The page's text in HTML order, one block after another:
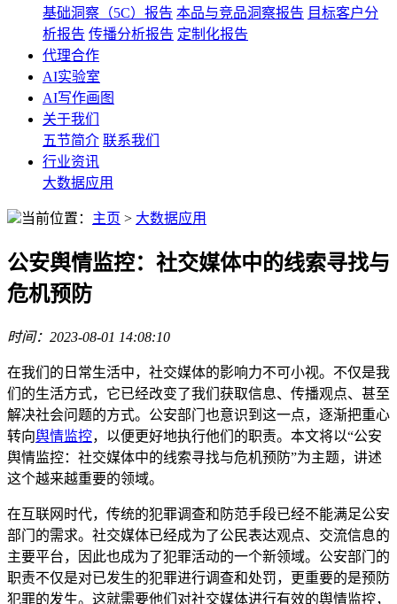
基础洞察（5C）报告 本品与竞品洞察报告 目标客户分
析报告 传播分析报告 定制化报告
代理合作
AI实验室
AI写作画图
关于我们
五节简介 联系我们
行业资讯
大数据应用
当前位置： 主页 > 大数据应用
公安舆情监控：社交媒体中的线索寻找与
危机预防
时间：2023-08-01 14:08:10
在我们的日常生活中，社交媒体的影响力不可小视。不仅是我
们的生活方式，它已经改变了我们获取信息、传播观点、甚至
解决社会问题的方式。公安部门也意识到这一点，逐渐把重心
转向舆情监控，以便更好地执行他们的职责。本文将以“公安
舆情监控：社交媒体中的线索寻找与危机预防”为主题，讲述
这个越来越重要的领域。
在互联网时代，传统的犯罪调查和防范手段已经不能满足公安
部门的需求。社交媒体已经成为了公民表达观点、交流信息的
主要平台，因此也成为了犯罪活动的一个新领域。公安部门的
职责不仅是对已发生的犯罪进行调查和处罚，更重要的是预防
犯罪的发生。这就需要他们对社交媒体进行有效的舆情监控，